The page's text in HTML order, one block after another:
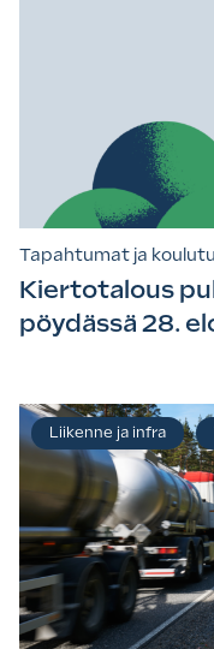
Tapahtumat ja
Kiertotalous
pöydässä 28.
Liikenne ja infra